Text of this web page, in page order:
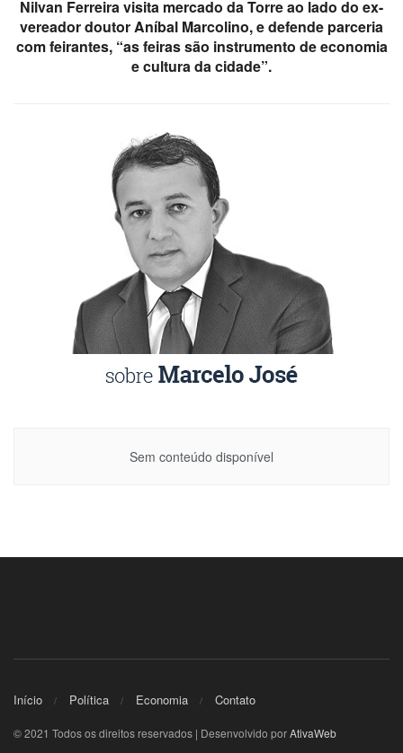
Nilvan Ferreira visita mercado da Torre ao lado do ex-
vereador doutor Aníbal Marcolino, e defende parceria
com feirantes, “as feiras são instrumento de economia
e cultura da cidade”.
Sem conteúdo disponível
Início Política Economia Contato
© 2021 Todos os direitos reservados | Desenvolvido porAtivaWeb